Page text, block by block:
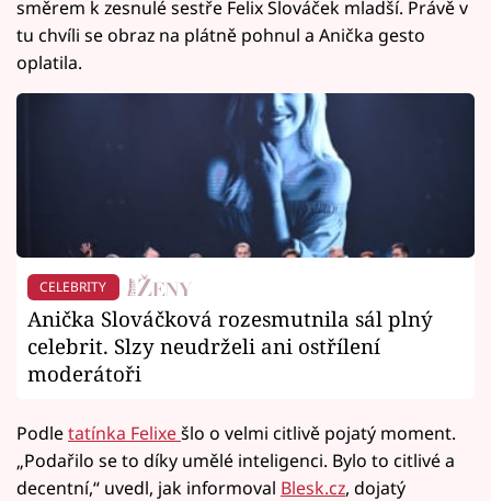
směrem k zesnulé sestře Felix Slováček mladší. Právě v
tu chvíli se obraz na plátně pohnul a Anička gesto
oplatila.
CELEBRITY
Anička Slováčková rozesmutnila sál plný
celebrit. Slzy neudrželi ani ostřílení
moderátoři
Podletatínka Felixešlo o velmi citlivě pojatý moment.
„Podařilo se to díky umělé inteligenci. Bylo to citlivé a
decentní,“ uvedl, jak informoval Blesk.cz, dojatý